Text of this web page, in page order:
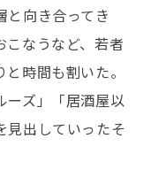
向き合ってき
こなうなど、若者
時間も割いた。
ーズ」「居酒屋以
見出していったそ